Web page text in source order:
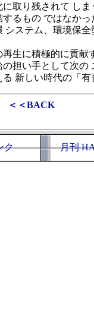
取り残されて しま
るもの ではなかっ
システム、環境保
生に積極的に貢献
担い手として次の
新しい時代の「有
＜＜BACK
ク 月刊